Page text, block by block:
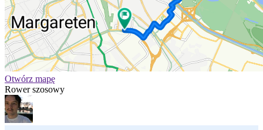
Otwórz mapę
Rower szosowy